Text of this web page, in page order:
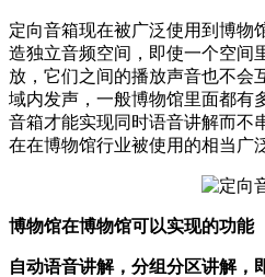
定向音箱现在被广泛使用到博物
造独立音频空间，即使一个空间
放，它们之间的播放声音也不会
域内发声，一般博物馆里面都有
音箱才能实现同时语音讲解而不
在在博物馆行业被使用的相当广
博物馆在博物馆可以实现的功能
自动语音讲解，分组分区讲解，